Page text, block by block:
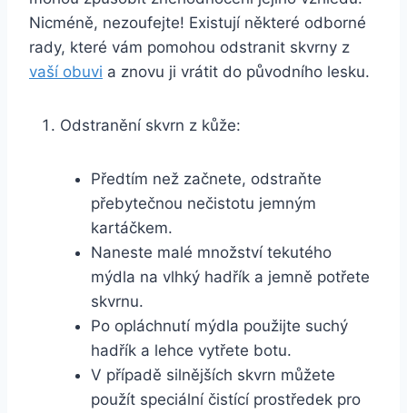
Nicméně, nezoufejte! Existují​ některé odborné
rady, které vám pomohou odstranit skvrny z
vaší obuvi a ⁤znovu ji vrátit do ⁣původního ​lesku.
Odstranění skvrn z kůže:
Předtím​ než začnete,⁣ odstraňte
přebytečnou nečistotu jemným‌
kartáčkem.
Naneste malé množství‍ tekutého
‍mýdla⁢ na vlhký⁢ hadřík a jemně potřete
skvrnu.
Po opláchnutí mýdla použijte suchý
hadřík a lehce vytřete ⁤botu.
V případě‍ silnějších‌ skvrn můžete
použít speciální​ čistící prostředek pro